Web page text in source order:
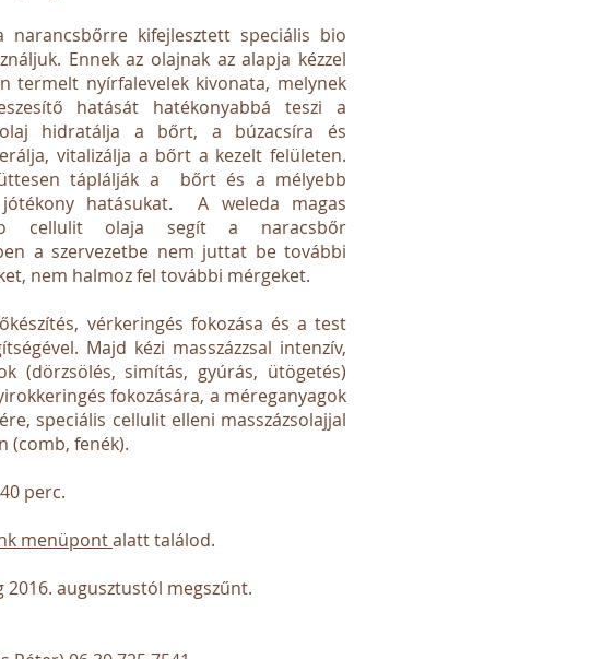
narancsbőrre kifejlesztett speciális bio
Ennek az olajnak az alapja kézzel
termelt nyírfalevelek kivonata, melynek
hatását hatékonyabbá teszi a
hidratálja a bőrt, a búzacsíra és
vitalizálja a bőrt a kezelt felületen.
táplálják a bőrt és a mélyebb
hatásukat. A weleda magas
cellulit olaja segít a naracsbőr
a szervezetbe nem juttat be további
nem halmoz fel további mérgeket.
vérkeringés fokozása és a test
Majd kézi masszázzsal intenzív,
(dörzsölés, simítás, gyúrás, ütögetés)
fokozására, a méreganyagok
speciális cellulit elleni masszázsolajjal
(comb, fenék).
perc.
menüpontalatt találod.
2016. augusztustól megszűnt.